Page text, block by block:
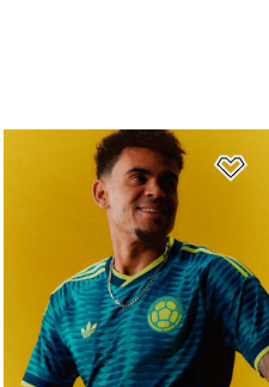
till på önskelistan